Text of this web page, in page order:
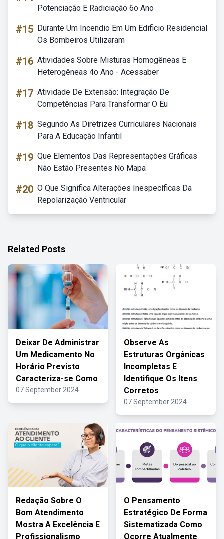
Potenciação E Radiciação 6o Ano
#15 Durante Um Incendio Em Um Edificio Residencial
Os Bombeiros Utilizaram
#16 Atividades Sobre Misturas Homogêneas E
Heterogêneas 4o Ano - Acessaber
#17 Atividade De Extensão: Integração De
Competências Para Transformar O Eu
#18 Segundo As Diretrizes Curriculares Nacionais
Para A Educação Infantil
#19 Que Elementos Das Representações Gráficas
Não Estão Presentes No Mapa
#20 O Que Significa Alterações Inespecíficas Da
Repolarização Ventricular
Related Posts
Deixar De Administrar
Um Medicamento No
Horário Previsto
Caracteriza-se Como
07 September 2024
Observe As
Estruturas Orgânicas
Incompletas E
Identifique Os Itens
Corretos
07 September 2024
Redação Sobre O
Bom Atendimento
Mostra A Excelência E
Profissionalismo
O Pensamento
Estratégico De Forma
Sistematizada Como
Ocorre Atualmente